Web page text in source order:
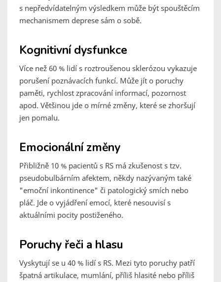
s nepředvídatelným výsledkem může být spouštěcím
mechanismem deprese sám o sobě.
Kognitivní dysfunkce
Více než 60 % lidí s roztroušenou sklerózou vykazuje
porušení poznávacích funkcí. Může jít o poruchy
paměti, rychlost zpracování informací, pozornost
apod. Většinou jde o mírné změny, které se zhoršují
jen pomalu.
Emocionální změny
Přibližně 10 % pacientů s RS má zkušenost s tzv.
pseudobulbárním afektem, někdy nazývaným také
"emoční inkontinence" či patologický smích nebo
pláč. Jde o vyjádření emocí, které nesouvisí s
aktuálními pocity postiženého.
Poruchy řeči a hlasu
Vyskytují se u 40 % lidí s RS. Mezi tyto poruchy patří
špatná artikulace, mumlání, příliš hlasité nebo příliš